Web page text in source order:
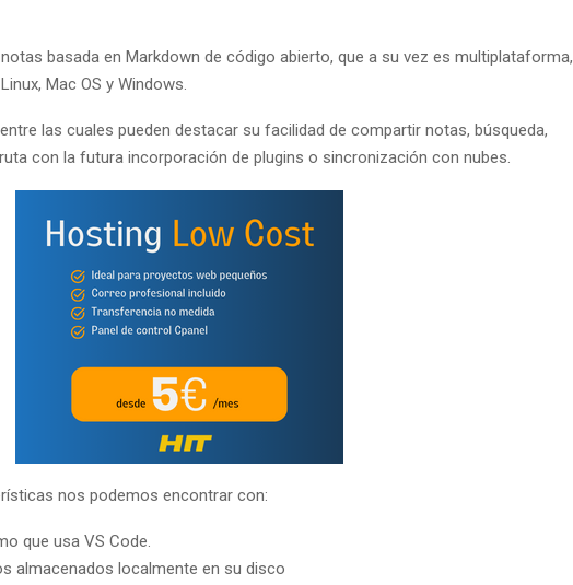
basada en Markdown de código abierto, que a su vez es multiplataforma,
Mac OS y Windows.
las cuales pueden destacar su facilidad de compartir notas, búsqueda,
con la futura incorporación de plugins o sincronización con nubes.
nos podemos encontrar con:
que usa VS Code.
almacenados localmente en su disco